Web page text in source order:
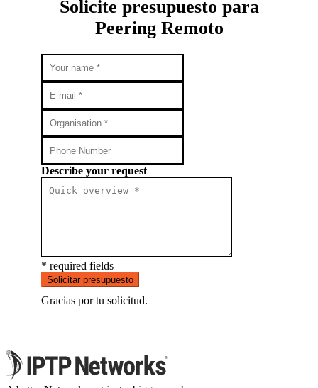
Solicite presupuesto para
Peering Remoto
Describe your request
* required fields
Solicitar presupuesto
Gracias por tu solicitud.